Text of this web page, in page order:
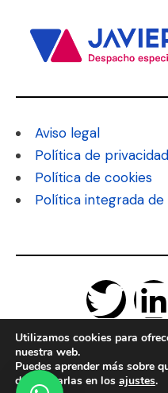
Aviso legal
Política de privacidad
Política de cookies
Política integrada
Utilizamos cookies para
nuestra web.
Puedes aprender más sobre
desactivarlas en los ajustes.